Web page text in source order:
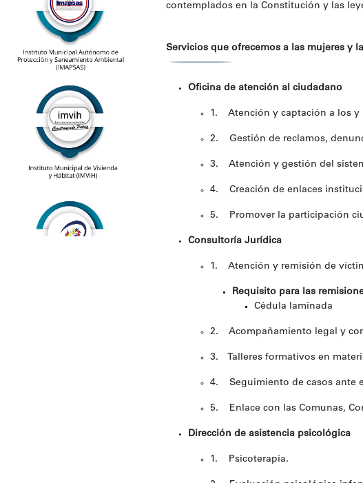
contemplados en la Constitución y las
Servicios que ofrecemos a las mujeres y
Oficina de atención al ciudadano
1. Atención y captación a los y
2. Gestión de reclamos,
3. Atención y gestión del
4. Creación de enlaces
5. Promover la participación
Consultoría Jurídica
1. Atención y remisión de
Requisito para las
Cédula laminada
2. Acompañamiento legal y
3. Talleres formativos en
4. Seguimiento de casos ante
5. Enlace con las Comunas,
Dirección de asistencia psicológica
1. Psicoterapia.